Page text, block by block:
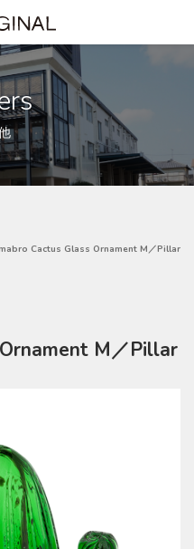
Cactus Glass Ornament M／Pillar
M／Pillar